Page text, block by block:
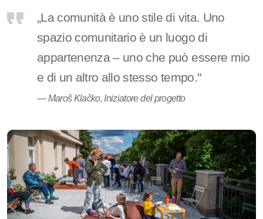
„La comunità è uno stile di vita. Uno
spazio comunitario è un luogo di
appartenenza – uno che può essere mio
e di un altro allo stesso tempo."
— Maroš Klačko, Iniziatore del progetto